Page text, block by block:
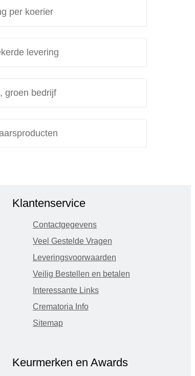
per koerier
levering
groen bedrijf
Klantenservice
Contactgegevens
Veel Gestelde Vragen
Leveringsvoorwaarden
Veilig Bestellen en betalen
Interessante Links
Crematoria Info
Sitemap
Keurmerken en Awards